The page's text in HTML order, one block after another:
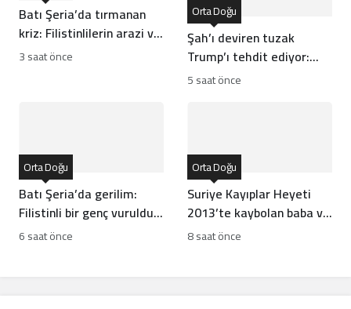
Batı Şeria’da tırmanan
kriz: Filistinlilerin arazi ve
mülklerine baskı artıyor
3 saat önce
Şah’ı deviren tuzak
Trump’ı tehdit ediyor:
Batı İran rejiminin
Orta Doğu
5 saat önce
Batı Şeria’da gerilim:
Filistinli bir genç vuruldu,
sınıflar yıkıldı
Orta Doğu
6 saat önce
Suriye Kayıplar Heyeti
2013’te kaybolan baba ve
oğlun akıbetini açıkladı
Orta Doğu
8 saat önce